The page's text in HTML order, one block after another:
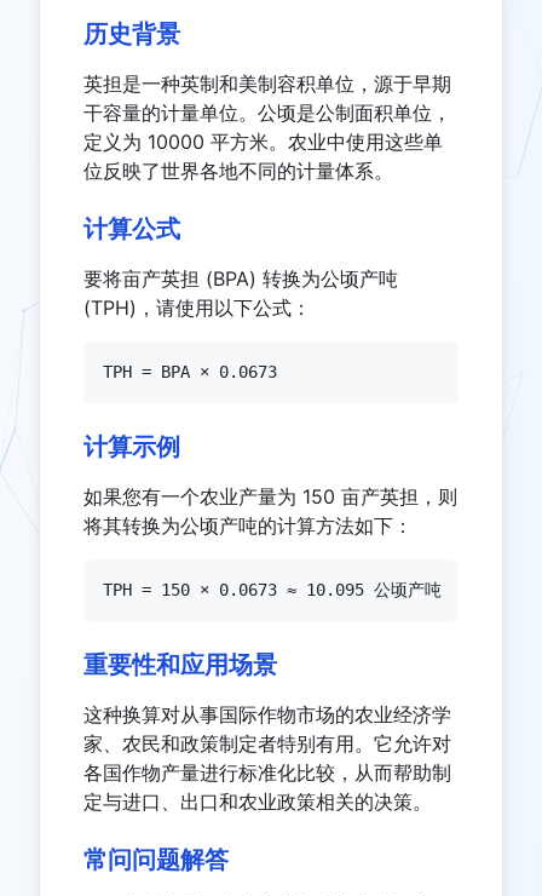
历史背景
英担是一种英制和美制容积单位，源于早期
干容量的计量单位。公顷是公制面积单位，
定义为 10000 平方米。农业中使用这些单
位反映了世界各地不同的计量体系。
计算公式
要将亩产英担 (BPA) 转换为公顷产吨
(TPH)，请使用以下公式：
TPH = BPA × 0.0673
计算示例
如果您有一个农业产量为 150 亩产英担，则
将其转换为公顷产吨的计算方法如下：
TPH = 150 × 0.0673 ≈ 10.095 公顷产吨
重要性和应用场景
这种换算对从事国际作物市场的农业经济学
家、农民和政策制定者特别有用。它允许对
各国作物产量进行标准化比较，从而帮助制
定与进口、出口和农业政策相关的决策。
常问问题解答